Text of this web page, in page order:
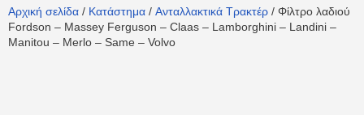
Αρχική σελίδα / Κατάστημα / Ανταλλακτικά Τρακτέρ / Φίλτρο λαδιού
Fordson – Massey Ferguson – Claas – Lamborghini – Landini –
Manitou – Merlo – Same – Volvo